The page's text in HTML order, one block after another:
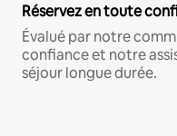
Réservez en toute
Évalué par notre
confiance et notre
séjour longue durée.